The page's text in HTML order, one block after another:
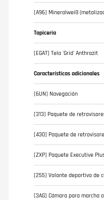
[A96] Mineralweiß
Tapicería
[EGAT] Tela 'Grid' Anthrazit
Características adicionales
[6UN] Navegación
[313] Paquete de
[430] Paquete de
[ZXP] Paquete Executive
[255] Volante deportivo de
[3AG] Cámara para marcha